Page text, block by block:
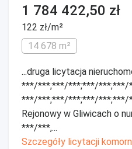
1 784 422,50 zł
122 zł/m²
14 678 m²
...druga licytacja
***/***;***/***;***/
***/***;***/***;***/***;***/***
Rejonowy w Gliwicach o
***/***,...
Szczegóły licytacji